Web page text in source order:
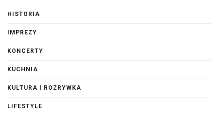
HISTORIA
IMPREZY
KONCERTY
KUCHNIA
KULTURA I ROZRYWKA
LIFESTYLE